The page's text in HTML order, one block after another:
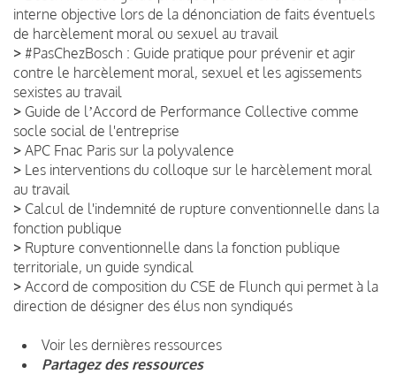
interne objective lors de la dénonciation de faits éventuels
de harcèlement moral ou sexuel au travail
> #PasChezBosch : Guide pratique pour prévenir et agir
contre le harcèlement moral, sexuel et les agissements
sexistes au travail
> Guide de lʼAccord de Performance Collective comme
socle social de l'entreprise
> APC Fnac Paris sur la polyvalence
> Les interventions du colloque sur le harcèlement moral
au travail
> Calcul de l'indemnité de rupture conventionnelle dans la
fonction publique
> Rupture conventionnelle dans la fonction publique
territoriale, un guide syndical
> Accord de composition du CSE de Flunch qui permet à la
direction de désigner des élus non syndiqués
Voir les dernières ressources
Partagez des ressources